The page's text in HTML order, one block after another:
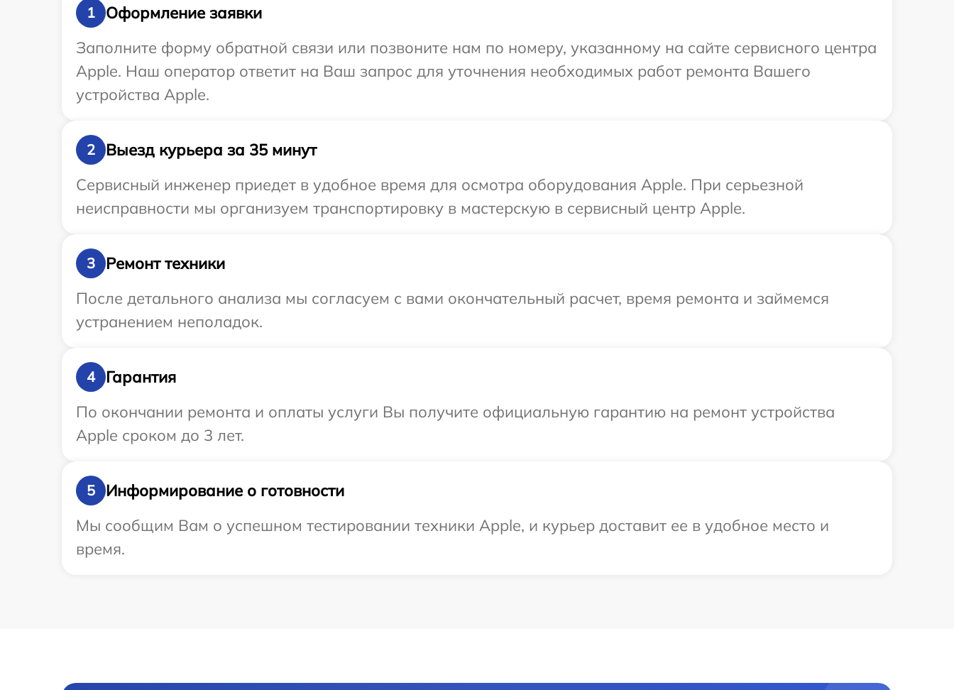
1
Оформление заявки
Заполните форму обратной связи или позвоните нам по номеру, указанному на сайте сервисного центра
Apple. Наш оператор ответит на Ваш запрос для уточнения необходимых работ ремонта Вашего
устройства Apple.
2
Выезд курьера за 35 минут
Сервисный инженер приедет в удобное время для осмотра оборудования Apple. При серьезной
неисправности мы организуем транспортировку в мастерскую в сервисный центр Apple.
3
Ремонт техники
После детального анализа мы согласуем с вами окончательный расчет, время ремонта и займемся
устранением неполадок.
4
Гарантия
По окончании ремонта и оплаты услуги Вы получите официальную гарантию на ремонт устройства
Apple сроком до 3 лет.
5
Информирование о готовности
Мы сообщим Вам о успешном тестировании техники Apple, и курьер доставит ее в удобное место и
время.